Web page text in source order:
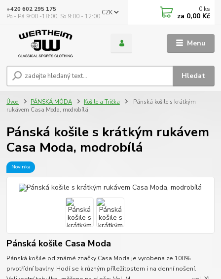
Menu
CZK
Hledat
+420 602 295 175
Po - Pá 9:00 -18:00, So 9:00 - 12:00
0 ks
za 0,00 Kč
Úvod PÁNSKÁ MÓDA Košile a Trička
Pánská košile s krátkým
rukávem Casa Moda, modrobílá
Pánská košile s krátkým rukávem
Casa Moda, modrobílá
Novinka
Pánská košile Casa Moda
Pánská košile od známé značky Casa Moda je vyrobena ze 100%
prvotřídní bavlny. Hodí se k různým příležitostem i na denní nošení.